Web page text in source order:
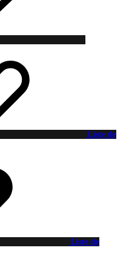
Liste de
Liste de